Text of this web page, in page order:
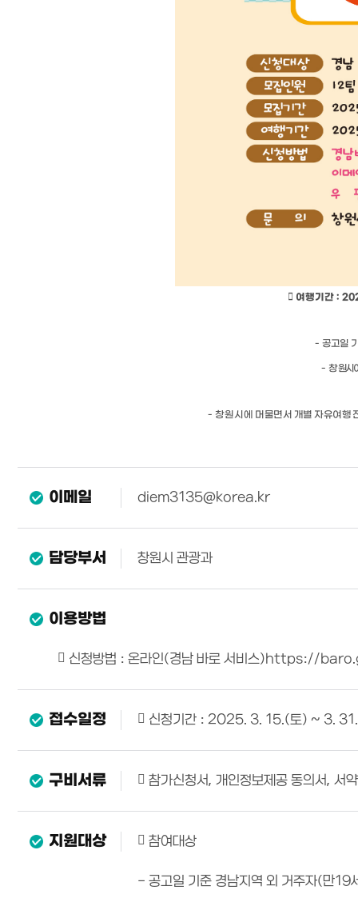
 여행기간 :
- 공고일
- 창원시
- 창원시에 머물면서 개별 자유여행
이메일 diem3135@korea.kr
담당부서 창원시 관광과
이용방법
 신청방법 : 온라인(경남 바로 서비스)https://
접수일정  신청기간 : 2025. 3. 15.(토) ~ 3.
구비서류  참가신청서, 개인정보제공 동의서, 서
지원대상  참여대상
- 공고일 기준 경남지역 외 거주자(만19